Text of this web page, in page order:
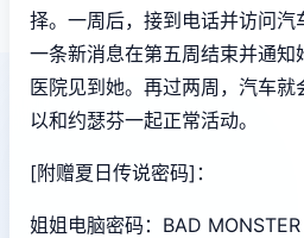
择。一周后，接到电话并访问汽
一条新消息在第五周结束并通知
医院见到她。再过两周，汽车
以和约瑟芬一起正常活动。
[附赠夏日传说密码]：
姐姐电脑密码：BAD MONSTER